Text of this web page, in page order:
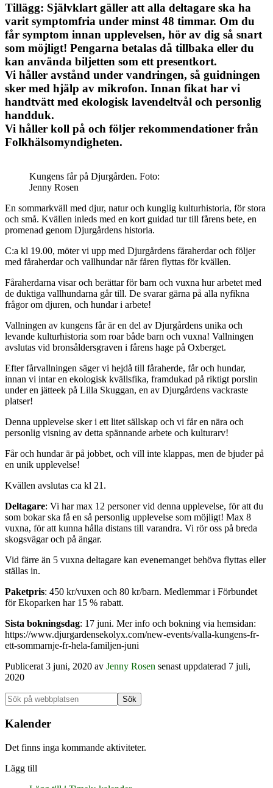
Tillägg: Självklart gäller att alla deltagare ska ha
varit symptomfria under minst 48 timmar. Om du
får symptom innan upplevelsen, hör av dig så snart
som möjligt! Pengarna betalas då tillbaka eller du
kan använda biljetten som ett presentkort.
Vi håller avstånd under vandringen, så guidningen
sker med hjälp av mikrofon. Innan fikat har vi
handtvätt med ekologisk lavendeltvål och personlig
handduk.
Vi håller koll på och följer rekommendationer från
Folkhälsomyndigheten.
Kungens får på Djurgården. Foto:
Jenny Rosen
En sommarkväll med djur, natur och kunglig kulturhistoria, för stora
och små. Kvällen inleds med en kort guidad tur till fårens bete, en
promenad genom Djurgårdens historia.
C:a kl 19.00, möter vi upp med Djurgårdens fåraherdar och följer
med fåraherdar och vallhundar när fåren flyttas för kvällen.
Fåraherdarna visar och berättar för barn och vuxna hur arbetet med
de duktiga vallhundarna går till. De svarar gärna på alla nyfikna
frågor om djuren, och hundar i arbete!
Vallningen av kungens får är en del av Djurgårdens unika och
levande kulturhistoria som roar både barn och vuxna! Vallningen
avslutas vid bronsåldersgraven i fårens hage på Oxberget.
Efter fårvallningen säger vi hejdå till fåraherde, får och hundar,
innan vi intar en ekologisk kvällsfika, framdukad på riktigt porslin
under en jätteek på Lilla Skuggan, en av Djurgårdens vackraste
platser!
Denna upplevelse sker i ett litet sällskap och vi får en nära och
personlig visning av detta spännande arbete och kulturarv!
Får och hundar är på jobbet, och vill inte klappas, men de bjuder på
en unik upplevelse!
Kvällen avslutas c:a kl 21.
Deltagare: Vi har max 12 personer vid denna upplevelse, för att du
som bokar ska få en så personlig upplevelse som möjligt! Max 8
vuxna, för att kunna hålla distans till varandra. Vi rör oss på breda
skogsvägar och på ängar.
Vid färre än 5 vuxna deltagare kan evenemanget behöva flyttas eller
ställas in.
Paketpris: 450 kr/vuxen och 80 kr/barn. Medlemmar i Förbundet
för Ekoparken har 15 % rabatt.
Sista bokningsdag: 17 juni. Mer info och bokning via hemsidan:
https://www.djurgardensekolyx.com/new-events/valla-kungens-fr-
ett-sommarnje-fr-hela-familjen-juni
Publicerat 3 juni, 2020 av Jenny Rosen senast uppdaterad 7 juli,
2020
Primärt
sidofält
Sök
på
webbplatsen
Kalender
Det finns inga kommande aktiviteter.
Lägg till